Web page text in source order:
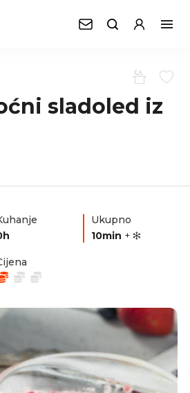
sladoled iz
Ukupno
10min +